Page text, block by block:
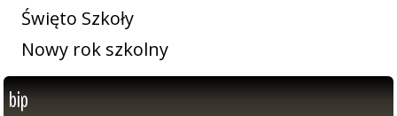
Święto Szkoły
Nowy rok szkolny
bip